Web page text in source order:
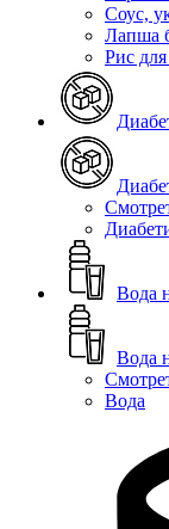
Соус,
Лапша
Рис
Вода
Вода
Вода